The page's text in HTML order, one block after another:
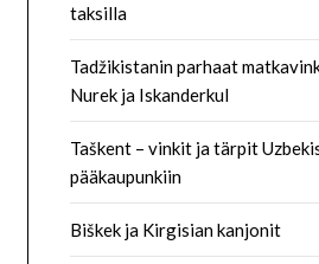
taksilla
Tadžikistanin parhaat
Nurek ja Iskanderkul
Taškent – vinkit ja tärpit
pääkaupunkiin
Biškek ja Kirgisian kanjonit